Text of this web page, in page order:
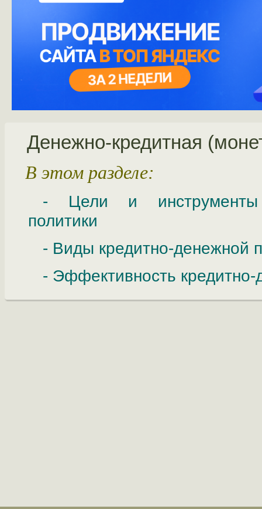
Денежно-кредитная
В этом разделе:
- Цели и инструменты
политики
- Виды кредитно-денежной
- Эффективность кредитно-